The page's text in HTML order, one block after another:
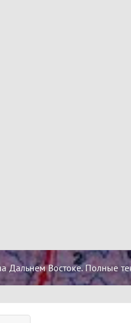
Дальнем Востоке. Полные